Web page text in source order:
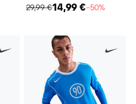
29,99 €14,99 €−50%